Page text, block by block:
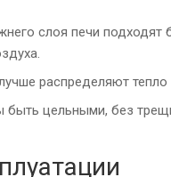
слоя печи подходят
распределяют
цельными, без